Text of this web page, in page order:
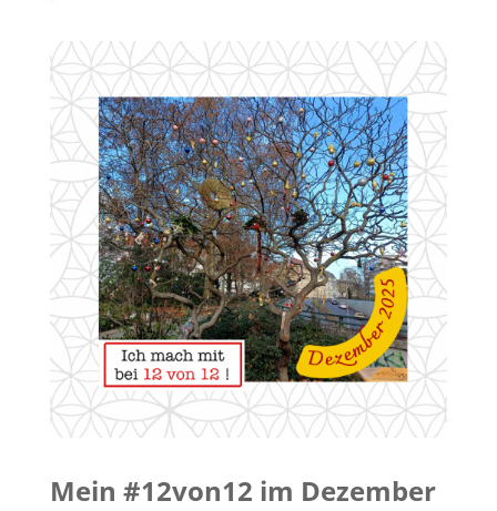
Mein #12von12 im Dezember